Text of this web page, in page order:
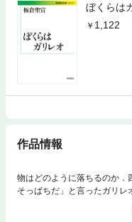
ぼくらは
1,122
作品情報
物はどのように落ちるのか．
そっぱちだ」と言ったガリレ
出し合い，個性的な話し合
えたと言われる著者の仮説